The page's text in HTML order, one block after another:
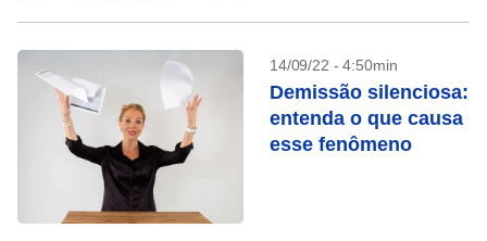
14/09/22 - 4:50min
Demissão silenciosa:
entenda o que causa
esse fenômeno